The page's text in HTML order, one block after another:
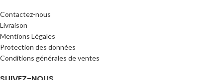
Contactez-nous
Livraison
Mentions Légales
Protection des données
Conditions générales de ventes